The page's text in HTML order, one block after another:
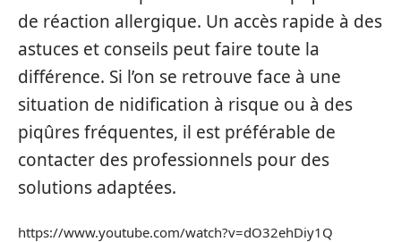
de réaction allergique. Un accès rapide à des
astuces et conseils peut faire toute la
différence. Si l’on se retrouve face à une
situation de nidification à risque ou à des
piqûres fréquentes, il est préférable de
contacter des professionnels pour des
solutions adaptées.
https://www.youtube.com/watch?v=dO32ehDiy1Q